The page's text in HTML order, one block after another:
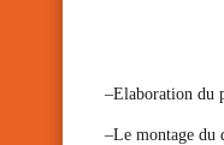
–Elaboration du
–Le montage du